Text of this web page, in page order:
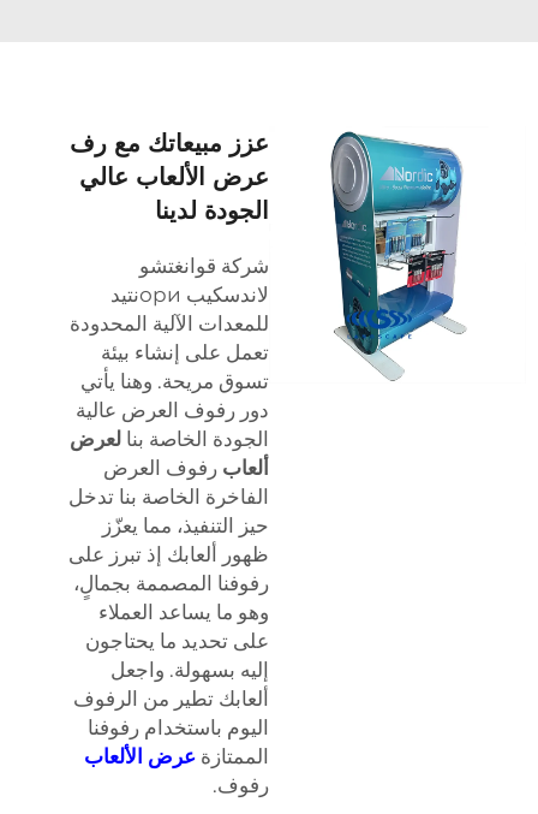
عزز مبيعاتك مع رف
عرض الألعاب عالي
الجودة لدينا
شركة قوانغتشو
لاندسكيب ориنتيد
للمعدات الآلية المحدودة
تعمل على إنشاء بيئة
تسوق مريحة. وهنا يأتي
دور رفوف العرض عالية
الجودة الخاصة بنالعرض
ألعابرفوف العرض
الفاخرة الخاصة بنا تدخل
حيز التنفيذ، مما يعزّز
ظهور ألعابك إذ تبرز على
رفوفنا المصممة بجمالٍ،
وهو ما يساعد العملاء
على تحديد ما يحتاجون
إليه بسهولة. واجعل
ألعابك تطير من الرفوف
اليوم باستخدام رفوفنا
الممتازة عرض الألعاب
رفوف.